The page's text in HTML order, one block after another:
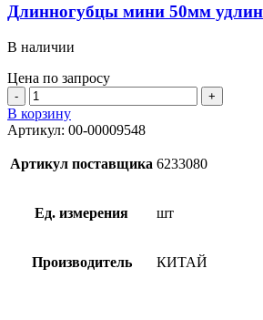
Длинногубцы мини 50мм
В наличии
Цена по запросу
Количество
товара
Длинногубцы
мини
50мм
удлиненные
В корзину
Артикул: 00-00009548
Артикул поставщика 6233080
Ед. измерения шт
Производитель КИТАЙ